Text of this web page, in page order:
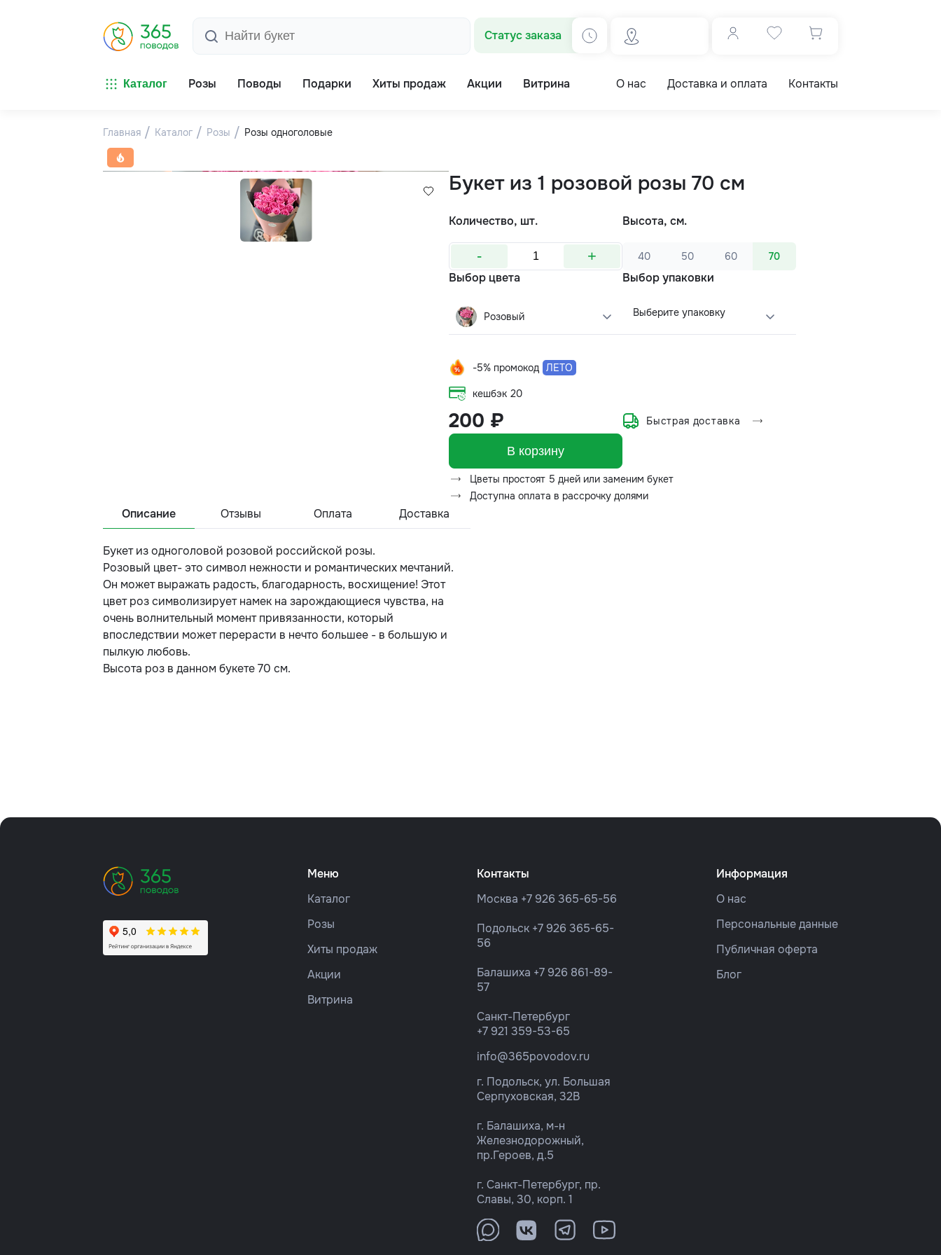
Статус заказа
Каталог Розы Поводы Подарки Хиты продаж Акции Витрина О нас Доставка и оплата Контакты
Главная Каталог Розы Розы одноголовые
Букет из 1 розовой розы 70 см
Количество, шт.
- +
Высота, см.
40 50 60 70
Выбор цвета
Розовый
Выбор упаковки
Выберите упаковку
-5% промокод ЛЕТО
кешбэк 20
200 ₽ Быстрая доставка
В корзину
Цветы простоят 5 дней или заменим букет
Доступна оплата в рассрочку долями
Описание Отзывы Оплата Доставка
Букет из одноголовой розовой российской розы.
Розовый цвет- это символ нежности и романтических мечтаний.
Он может выражать радость, благодарность, восхищение! Этот
цвет роз символизирует намек на зарождающиеся чувства, на
очень волнительный момент привязанности, который
впоследствии может перерасти в нечто большее - в большую и
пылкую любовь.
Высота роз в данном букете 70 см.
Меню
Каталог
Розы
Хиты продаж
Акции
Витрина
Контакты
Москва +7 926 365-65-56
Подольск +7 926 365-65-
56
Балашиха +7 926 861-89-
57
Санкт-Петербург
+7 921 359-53-65
info@365povodov.ru
г. Подольск, ул. Большая
Серпуховская, 32В
г. Балашиха, м-н
Железнодорожный,
пр.Героев, д.5
г. Санкт-Петербург, пр.
Славы, 30, корп. 1
Информация
О нас
Персональные данные
Публичная оферта
Блог